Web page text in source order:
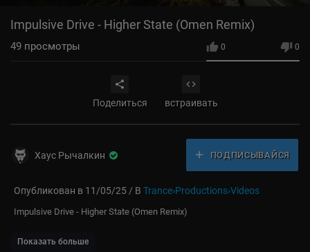
Impulsive Drive - Higher State (Omen Remix)
0 0
49 просмотры
Поделиться встраивать
Хаус Рычалкин ПОДПИСЫВАЙСЯ
Опубликован в 11/05/25 / В Trance›Productions›Videos
⁣Impulsive Drive - Higher State (Omen Remix)
Показать больше